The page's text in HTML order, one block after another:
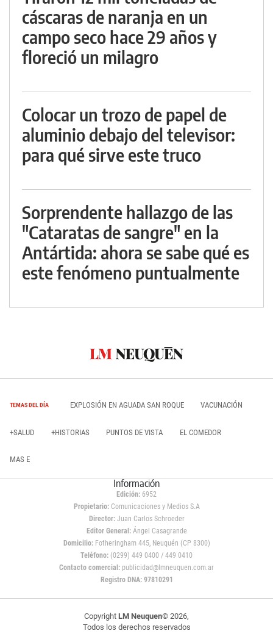
cáscaras de naranja en un
campo seco hace 29 años y
floreció un milagro
Colocar un trozo de papel de
aluminio debajo del televisor:
para qué sirve este truco
Sorprendente hallazgo de las
"Cataratas de sangre" en la
Antártida: ahora se sabe qué es
este fenómeno puntualmente
TEMAS DEL DÍA EXPLOSIÓN EN AGUADA SAN ROQUE VACUNACIÓN
+SALUD +HISTORIAS PUNTOS DE VISTA EL COMEDOR
MAS E
Información
Edición: 6952
Propietario:Comunicaciones y Medios S.A
Director: Juan Carlos Schroeder
Editor General:Ángel Casagrande
Domicilio:Fotheringham 445, Neuquén (CP 8300)
Teléfono: (0299) 449 0400 / 449 0410
Contacto comercial: publicidad@lmneuquen.com.ar
Registro DNA: 97810291
Copyright LM Neuquen© 2026,
Todos los derechos reservados